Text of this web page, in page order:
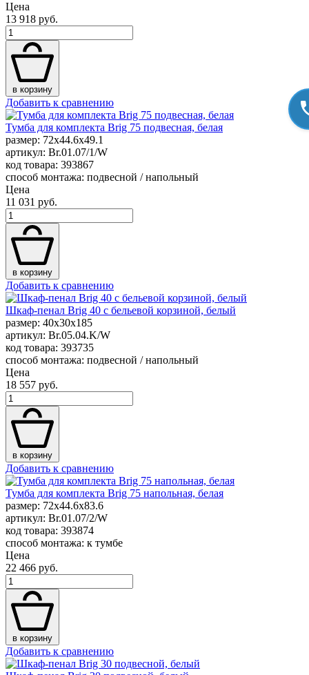
Цена
13 918 руб.
в корзину
Добавить к сравнению
Тумба для комплекта Brig 75 подвесная, белая
размер: 72x44.6x49.1
артикул: Br.01.07/1/W
код товара: 393867
способ монтажа: подвесной / напольный
Цена
11 031 руб.
в корзину
Добавить к сравнению
Шкаф-пенал Brig 40 с бельевой корзиной, белый
размер: 40x30x185
артикул: Br.05.04.K/W
код товара: 393735
способ монтажа: подвесной / напольный
Цена
18 557 руб.
в корзину
Добавить к сравнению
Тумба для комплекта Brig 75 напольная, белая
размер: 72x44.6x83.6
артикул: Br.01.07/2/W
код товара: 393874
способ монтажа: к тумбе
Цена
22 466 руб.
в корзину
Добавить к сравнению